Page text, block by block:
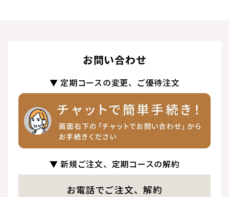
お問い合わせ
▼ 定期コースの変更、ご優待注文
▼ 新規ご注文、定期コースの解約
お電話でご注文、解約